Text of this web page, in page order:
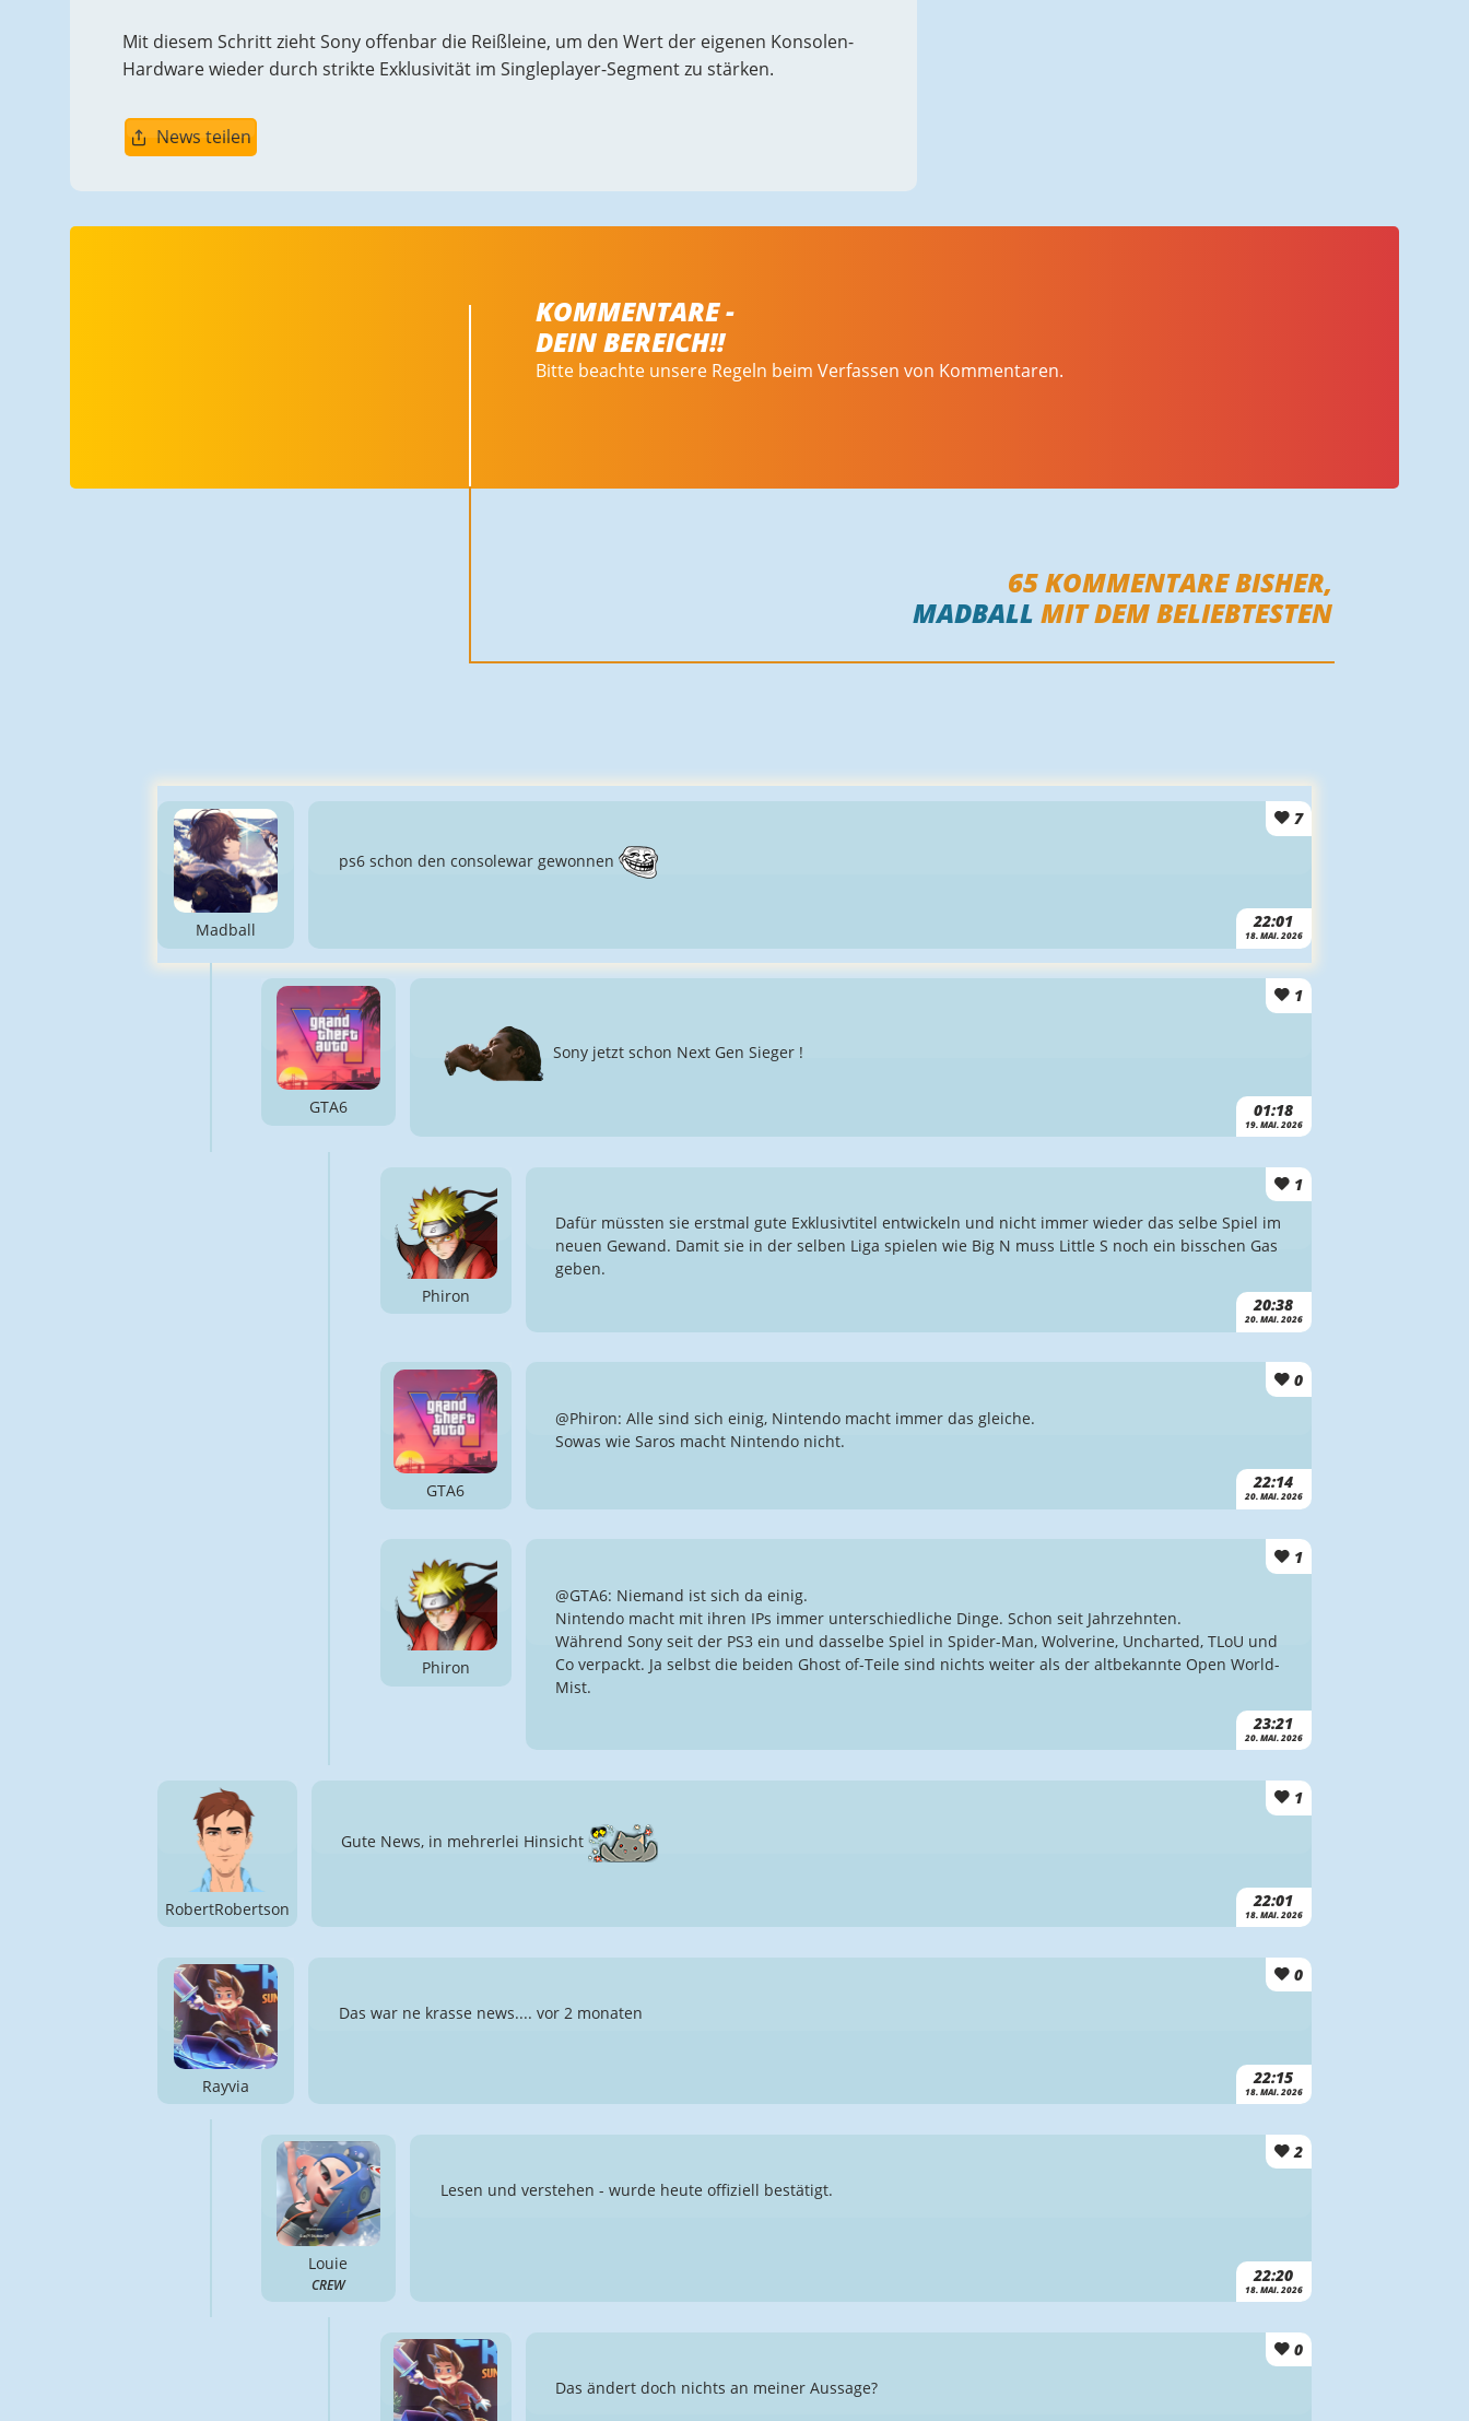
Mit diesem Schritt zieht Sony offenbar die Reißleine, um den Wert der eigenen Konsolen-
Hardware wieder durch strikte Exklusivität im Singleplayer-Segment zu stärken.
News teilen
KOMMENTARE -
DEIN BEREICH!!
Bitte beachte unsere Regeln beim Verfassen von Kommentaren.
65KOMMENTARE BISHER,
MADBALL MIT DEM BELIEBTESTEN
Madball
7
22:01
18. MAI. 2026
ps6 schon den consolewar gewonnen
GTA6
1
01:18
19. MAI. 2026
Sony jetzt schon Next Gen Sieger !
Phiron
1
20:38
20. MAI. 2026
Dafür müssten sie erstmal gute Exklusivtitel entwickeln und nicht immer wieder das selbe Spiel im
neuen Gewand. Damit sie in der selben Liga spielen wie Big N muss Little S noch ein bisschen Gas
geben.
GTA6
0
22:14
20. MAI. 2026
@Phiron: Alle sind sich einig, Nintendo macht immer das gleiche.
Sowas wie Saros macht Nintendo nicht.
Phiron
1
23:21
20. MAI. 2026
@GTA6: Niemand ist sich da einig.
Nintendo macht mit ihren IPs immer unterschiedliche Dinge. Schon seit Jahrzehnten.
Während Sony seit der PS3 ein und dasselbe Spiel in Spider-Man, Wolverine, Uncharted, TLoU und
Co verpackt. Ja selbst die beiden Ghost of-Teile sind nichts weiter als der altbekannte Open World-
Mist.
RobertRobertson
1
22:01
18. MAI. 2026
Gute News, in mehrerlei Hinsicht
Rayvia
0
22:15
18. MAI. 2026
Das war ne krasse news.... vor 2 monaten
Louie
CREW
2
22:20
18. MAI. 2026
Lesen und verstehen - wurde heute offiziell bestätigt.
0
Das ändert doch nichts an meiner Aussage?